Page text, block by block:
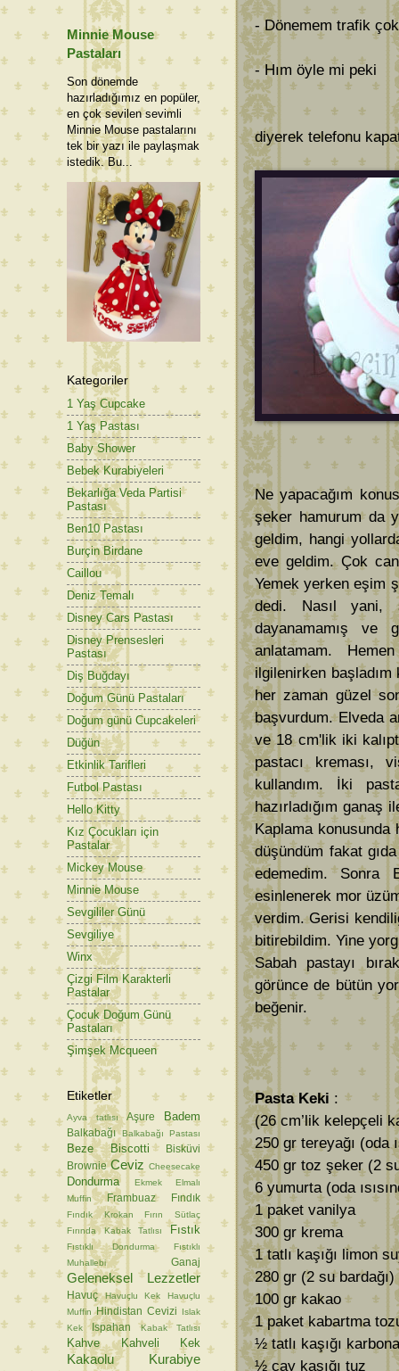
- Dönemem trafik
- Hım öyle mi peki
diyerek telefonu
Ne yapacağım
şeker hamurum da
geldim, hangi
eve geldim. Çok
Yemek yerken eşim
dedi. Nasıl yani,
dayanamamış ve
anlatamam.
ilgilenirken
her zaman güzel
başvurdum. Elveda
ve 18 cm'lik iki
pastacı kreması,
kullandım. İki
hazırladığım ganaş
Kaplama konusunda
düşündüm fakat
edemedim. Sonra
esinlenerek mor
verdim. Gerisi
bitirebildim. Yine
Sabah pastayı
görünce de bütün
beğenir.
Pasta Keki :
(26 cm’lik kelepçeli
250 gr tereyağı (oda
450 gr toz şeker (2
6 yumurta (oda
1 paket vanilya
300 gr krema
1 tatlı kaşığı limon
280 gr (2 su
100 gr kakao
1 paket kabartma
½ tatlı kaşığı
½ çay kaşığı tuz
Minnie Mouse
Pastaları
Son dönemde
hazırladığımız en popüler,
en çok sevilen sevimli
Minnie Mouse pastalarını
tek bir yazı ile paylaşmak
istedik. Bu...
Kategoriler
1 Yaş Cupcake
1 Yaş Pastası
Baby Shower
Bebek Kurabiyeleri
Bekarlığa Veda Partisi
Pastası
Ben10 Pastası
Burçin Birdane
Caillou
Deniz Temalı
Disney Cars Pastası
Disney Prensesleri
Pastası
Diş Buğdayı
Doğum Günü Pastaları
Doğum günü Cupcakeleri
Düğün
Etkinlik Tarifleri
Futbol Pastası
Hello Kitty
Kız Çocukları için
Pastalar
Mickey Mouse
Minnie Mouse
Sevgililer Günü
Sevgiliye
Winx
Çizgi Film Karakterli
Pastalar
Çocuk Doğum Günü
Pastaları
Şimşek Mcqueen
Etiketler
Ayva tatlısı Aşure Badem
Balkabağı Balkabağı Pastası
Beze Biscotti
Bisküvi
Brownie Ceviz Cheesecake
Dondurma Ekmek
Elmalı
Muffin
Frambuaz Fındık
Fındık Krokan
Fırın Sütlaç
Fırında Kabak Tatlısı
Fıstık
Fıstıklı Dondurma
Fıstıklı
Muhallebi
Ganaj
Geleneksel Lezzetler
Havuç Havuçlu Kek
Havuçlu
Muffin Hindistan Cevizi
Islak
Kek
Ispahan Kabak Tatlısı
Kahve Kahveli Kek
Kakaolu Kurabiye